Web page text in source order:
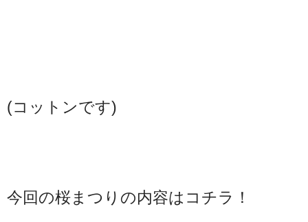
(コットンです)
今回の桜まつりの内容はコチラ！